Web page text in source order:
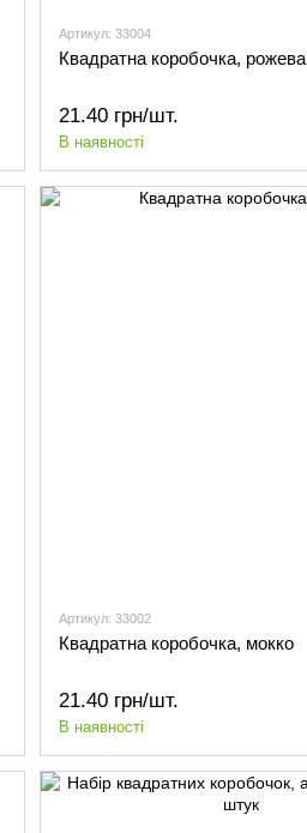
Артикул: 33004
Квадратна коробочка, рожева
21.40 грн/шт.
В наявності
Артикул: 33002
Квадратна коробочка, мокко
21.40 грн/шт.
В наявності